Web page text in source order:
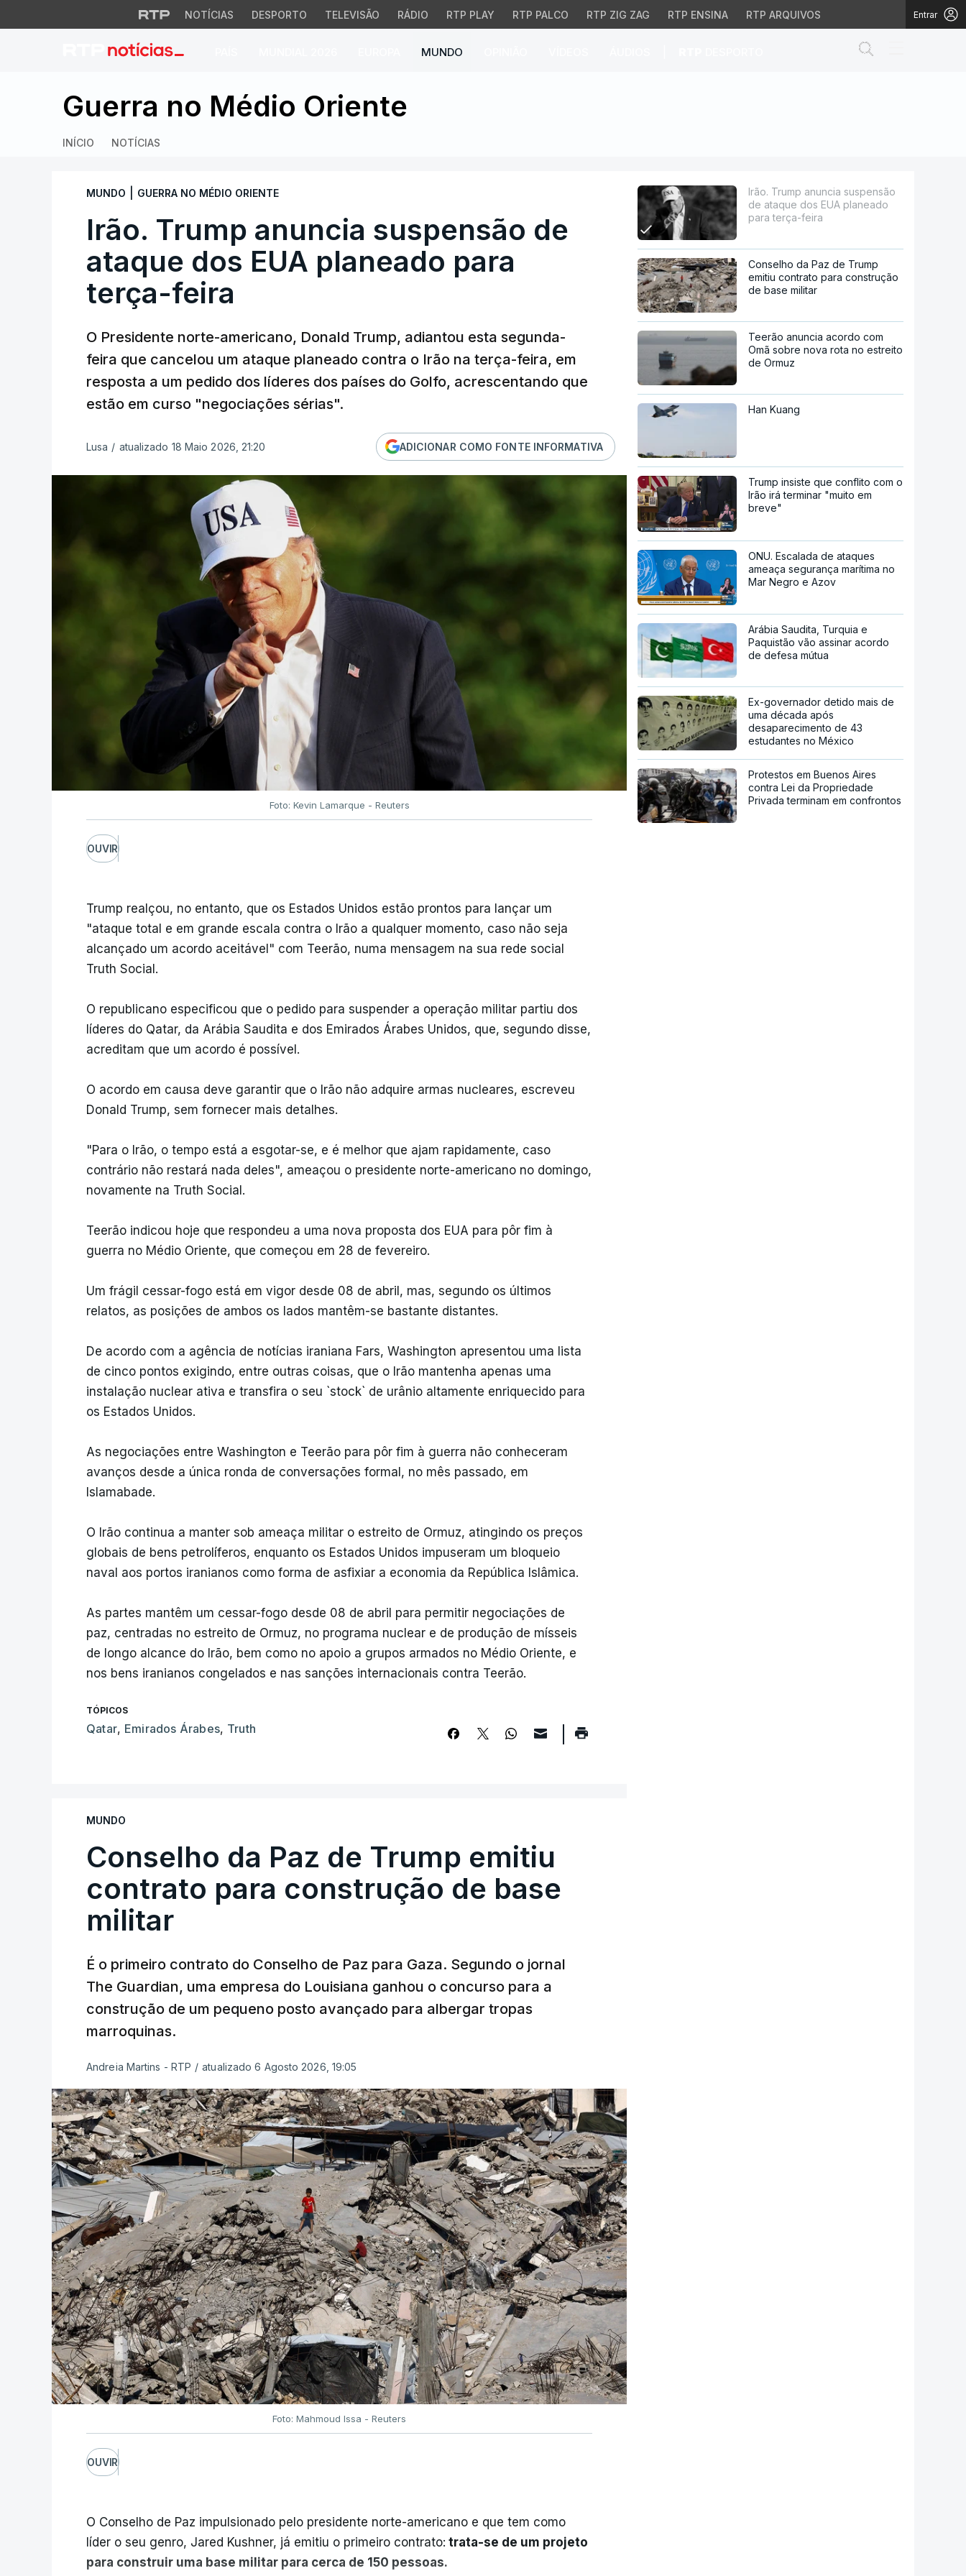
NOTÍCIAS DESPORTO TELEVISÃO RÁDIO RTP PLAY RTP PALCO RTP ZIG ZAG RTP ENSINA RTP ARQUIVOS Entrar
MUNDO
Irão. Trump anuncia suspensão de ataque dos EUA planeado
Guerra no Médio Oriente
INÍCIO NOTÍCIAS
MUNDO GUERRA NO MÉDIO ORIENTE
Irão. Trump anuncia suspensão de
ataque dos EUA planeado para
terça-feira
O Presidente norte-americano, Donald Trump, adiantou esta segunda-
feira que cancelou um ataque planeado contra o Irão na terça-feira, em
resposta a um pedido dos líderes dos países do Golfo, acrescentando que
estão em curso "negociações sérias".
Lusa / atualizado 18 Maio 2026, 21:20 ADICIONAR COMO FONTE INFORMATIVA
Foto: Kevin Lamarque - Reuters
OUVIR
Trump realçou, no entanto, que os Estados Unidos estão prontos para lançar um
"ataque total e em grande escala contra o Irão a qualquer momento, caso não seja
alcançado um acordo aceitável" com Teerão, numa mensagem na sua rede social
Truth Social.
O republicano especificou que o pedido para suspender a operação militar partiu dos
líderes do Qatar, da Arábia Saudita e dos Emirados Árabes Unidos, que, segundo disse,
acreditam que um acordo é possível.
O acordo em causa deve garantir que o Irão não adquire armas nucleares, escreveu
Donald Trump, sem fornecer mais detalhes.
"Para o Irão, o tempo está a esgotar-se, e é melhor que ajam rapidamente, caso
contrário não restará nada deles", ameaçou o presidente norte-americano no domingo,
novamente na Truth Social.
Teerão indicou hoje que respondeu a uma nova proposta dos EUA para pôr fim à
guerra no Médio Oriente, que começou em 28 de fevereiro.
Um frágil cessar-fogo está em vigor desde 08 de abril, mas, segundo os últimos
relatos, as posições de ambos os lados mantêm-se bastante distantes.
De acordo com a agência de notícias iraniana Fars, Washington apresentou uma lista
de cinco pontos exigindo, entre outras coisas, que o Irão mantenha apenas uma
instalação nuclear ativa e transfira o seu `stock` de urânio altamente enriquecido para
os Estados Unidos.
As negociações entre Washington e Teerão para pôr fim à guerra não conheceram
avanços desde a única ronda de conversações formal, no mês passado, em
Islamabade.
O Irão continua a manter sob ameaça militar o estreito de Ormuz, atingindo os preços
globais de bens petrolíferos, enquanto os Estados Unidos impuseram um bloqueio
naval aos portos iranianos como forma de asfixiar a economia da República Islâmica.
As partes mantêm um cessar-fogo desde 08 de abril para permitir negociações de
paz, centradas no estreito de Ormuz, no programa nuclear e de produção de mísseis
de longo alcance do Irão, bem como no apoio a grupos armados no Médio Oriente, e
nos bens iranianos congelados e nas sanções internacionais contra Teerão.
TÓPICOS
Qatar, Emirados Árabes, Truth
MUNDO
Conselho da Paz de Trump emitiu
contrato para construção de base
militar
É o primeiro contrato do Conselho de Paz para Gaza. Segundo o jornal
The Guardian, uma empresa do Louisiana ganhou o concurso para a
construção de um pequeno posto avançado para albergar tropas
marroquinas.
Andreia Martins - RTP / atualizado 6 Agosto 2026, 19:05
Foto: Mahmoud Issa - Reuters
OUVIR
O Conselho de Paz impulsionado pelo presidente norte-americano e que tem como
líder o seu genro, Jared Kushner, já emitiu o primeiro contrato: trata-se de um projeto
para construir uma base militar para cerca de 150 pessoas.
Irão. Trump anuncia suspensão
de ataque dos EUA planeado
para terça-feira
Conselho da Paz de Trump
emitiu contrato para construção
de base militar
Teerão anuncia acordo com
Omã sobre nova rota no estreito
de Ormuz
Han Kuang
Trump insiste que conflito com o
Irão irá terminar "muito em
breve"
ONU. Escalada de ataques
ameaça segurança marítima no
Mar Negro e Azov
Arábia Saudita, Turquia e
Paquistão vão assinar acordo
de defesa mútua
Ex-governador detido mais de
uma década após
desaparecimento de 43
estudantes no México
Protestos em Buenos Aires
contra Lei da Propriedade
Privada terminam em confrontos